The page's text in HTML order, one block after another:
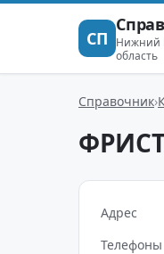
СП
Нижний
область
Справочник
Адрес
Телефоны